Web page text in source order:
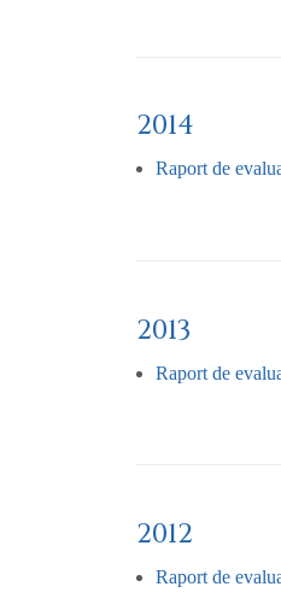
2014
Raport de
2013
Raport de
2012
Raport de